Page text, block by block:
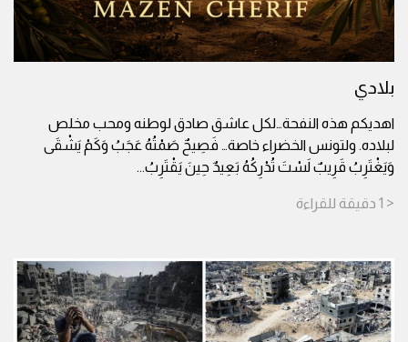
بلادي
اهديكم هذه النفحة…لكل عاشق صادق لوطنه ومحب مخلص
لبلاده. ولتونس الخضراء خاصة… فَصِيحٌ صَمْتُهُ عَجَبُ وَكَمْ يَشْقَى
وَيَغْتَرِبُ قَرِيبٌ لَسْتَ تُدْرِكُهُ بَعِيدٌ حِينَ يَقْتَرِبُ...
< 1 دقيقة للقراءة